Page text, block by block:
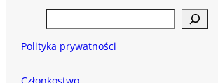
Polityka prywatności